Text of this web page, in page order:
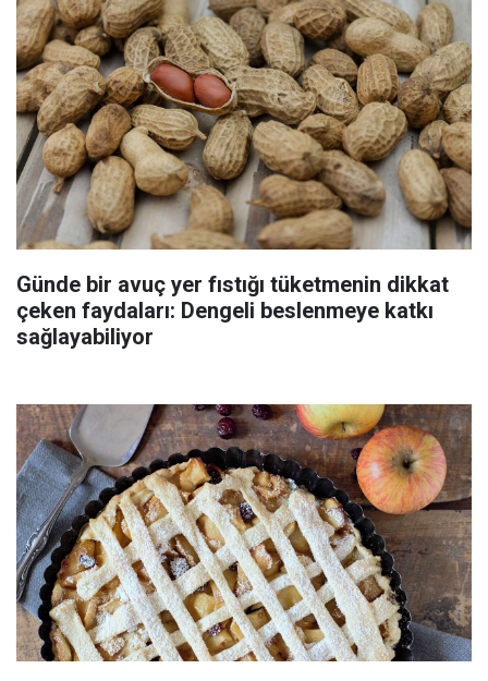
Günde bir avuç yer fıstığı tüketmenin dikkat
çeken faydaları: Dengeli beslenmeye katkı
sağlayabiliyor